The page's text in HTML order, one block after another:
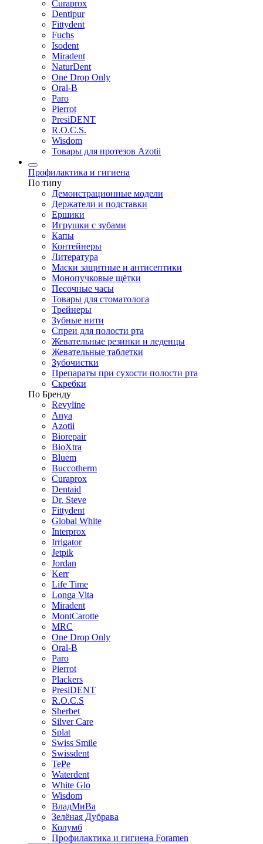
Curaprox
Dentipur
Fittydent
Fuchs
Isodent
Miradent
NaturDent
One Drop Only
Oral-B
Paro
Pierrot
PresiDENT
R.O.C.S.
Wisdom
Товары для протезов Azotii
Профилактика и гигиена
По типу
Демонстрационные модели
Держатели и подставки
Ершики
Игрушки с зубами
Капы
Контейнеры
Литература
Маски защитные и антисептики
Монопучковые щётки
Песочные часы
Товары для стоматолога
Трейнеры
Зубные нити
Спреи для полости рта
Жевательные резинки и леденцы
Жевательные таблетки
Зубочистки
Препараты при сухости полости рта
Скребки
По Бренду
Revyline
Anya
Azotii
Biorepair
BioXtra
Bluem
Buccotherm
Curaprox
Dentaid
Dr. Steve
Fittydent
Global White
Interprox
Irrigator
Jetpik
Jordan
Kerr
Life Time
Longa Vita
Miradent
MontCarotte
MRC
One Drop Only
Oral-B
Paro
Pierrot
Plackers
PresiDENT
R.O.C.S
Sherbet
Silver Care
Splat
Swiss Smile
Swissdent
TePe
Waterdent
White Glo
Wisdom
ВладМиВа
Зелёная Дубрава
Колумб
Профилактика и гигиена Foramen